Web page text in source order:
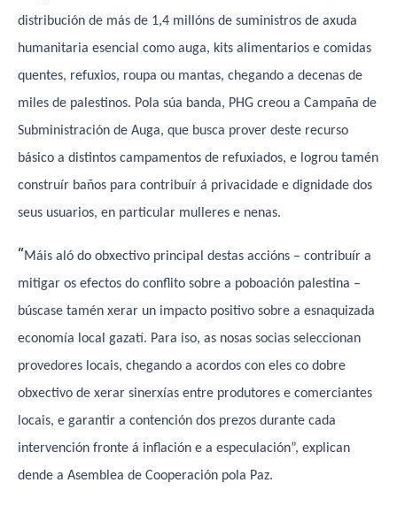
distribución de más de 1,4 millóns de suministros de axuda
humanitaria esencial como auga, kits alimentarios e comidas
quentes, refuxios, roupa ou mantas, chegando a decenas de
miles de palestinos. Pola súa banda, PHG creou a Campaña de
Subministración de Auga, que busca prover deste recurso
básico a distintos campamentos de refuxiados, e logrou tamén
construír baños para contribuír á privacidade e dignidade dos
seus usuarios, en particular mulleres e nenas.
“Máis aló do obxectivo principal destas accións – contribuír a
mitigar os efectos do conflito sobre a poboación palestina –
búscase tamén xerar un impacto positivo sobre a esnaquizada
economía local gazatí. Para iso, as nosas socias seleccionan
provedores locais, chegando a acordos con eles co dobre
obxectivo de xerar sinerxías entre produtores e comerciantes
locais, e garantir a contención dos prezos durante cada
intervención fronte á inflación e a especulación”, explican
dende a Asemblea de Cooperación pola Paz.